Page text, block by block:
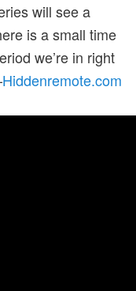
will see a
is a small time
we’re in right
Hiddenremote.com